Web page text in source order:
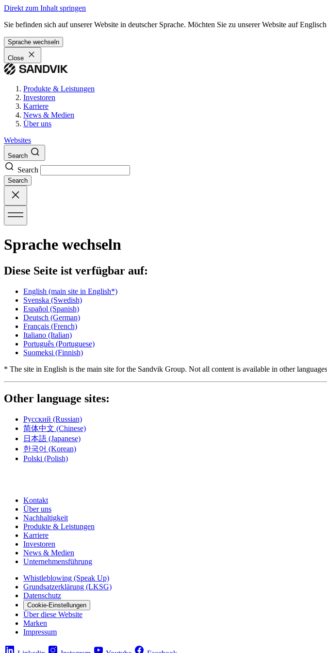
Direkt zum Inhalt springen
Sie befinden sich auf unserer Website in deutscher Sprache. Möchten Sie zu unserer Website auf
Sprache wechseln
Close
Produkte & Leistungen
Investoren
Karriere
News & Medien
Über uns
Websites
Search
Search
Search
Sprache wechseln
Diese Seite ist verfügbar auf:
English (main site in English*)
Svenska (Swedish)
Español (Spanish)
Deutsch (German)
Français (French)
Italiano (Italian)
Português (Portuguese)
Suomeksi (Finnish)
* The site in English is the main site for the Sandvik Group. Not all content is available in other
Other language sites:
Русский (Russian)
简体中文 (Chinese)
日本語 (Japanese)
한국어 (Korean)
Polski (Polish)
Kontakt
Über uns
Nachhaltigkeit
Produkte & Leistungen
Karriere
Investoren
News & Medien
Unternehmensführung
Whistleblowing (Speak Up)
Grundsatzerklärung (LKSG)
Datenschutz
Cookie-Einstellungen
Über diese Website
Marken
Impressum